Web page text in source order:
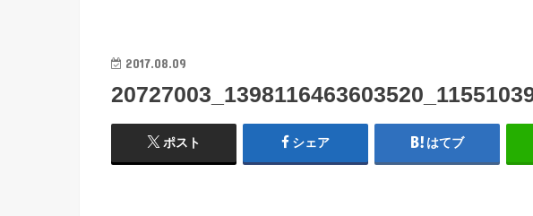
2017.08.09
ポスト シェア はてブ